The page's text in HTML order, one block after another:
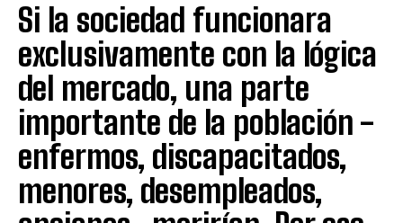
Si la sociedad funcionara
exclusivamente con la lógica
del mercado, una parte
importante de la población -
enfermos, discapacitados,
menores, desempleados,